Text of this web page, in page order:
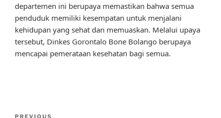
departemen ini berupaya memastikan bahwa semua
penduduk memiliki kesempatan untuk menjalani
kehidupan yang sehat dan memuaskan. Melalui upaya
tersebut, Dinkes Gorontalo Bone Bolango berupaya
mencapai pemerataan kesehatan bagi semua.
PREVIOUS